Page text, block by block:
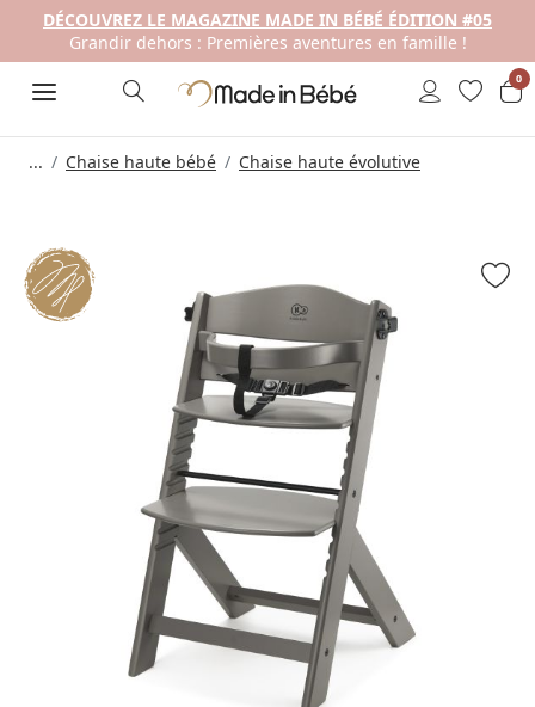
DÉCOUVREZ LE MAGAZINE MADE IN BÉBÉ ÉDITION #05
Grandir dehors : Premières aventures en famille !
0
... Chaise haute bébé Chaise haute évolutive